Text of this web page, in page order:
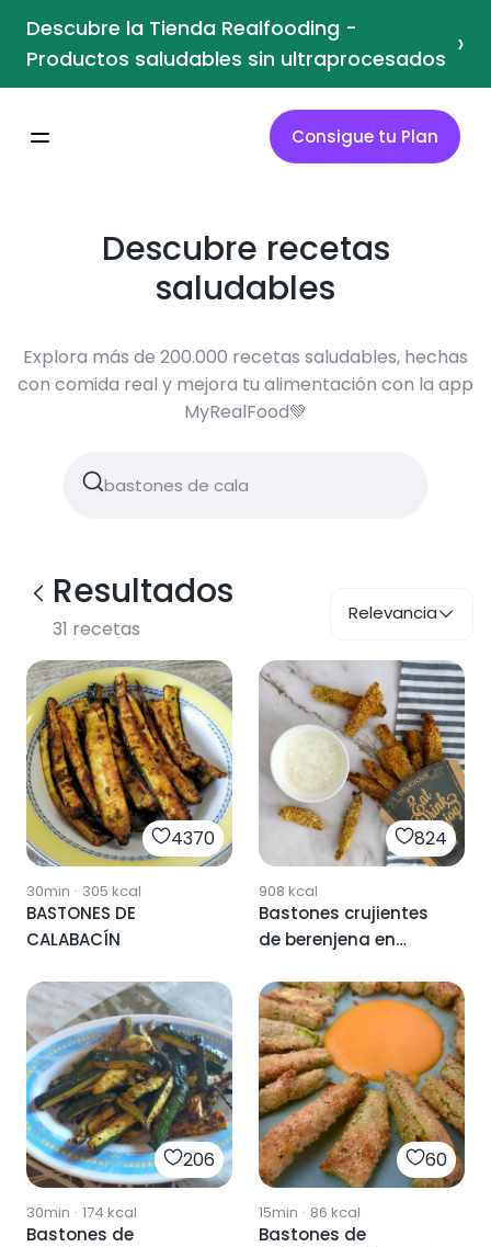
Descubre la Tienda Realfooding -
Productos saludables sin ultraprocesados ›
Consigue tu Plan
Descubre recetas
saludables
Explora más de 200.000 recetas saludables, hechas
con comida real y mejora tu alimentación con la app
MyRealFood💚
Resultados
31 recetas
Relevancia
4370
30min · 305 kcal
BASTONES DE
CALABACÍN
824
908 kcal
Bastones crujientes
de berenjena en
206
30min · 174 kcal
Bastones de
60
15min · 86 kcal
Bastones de